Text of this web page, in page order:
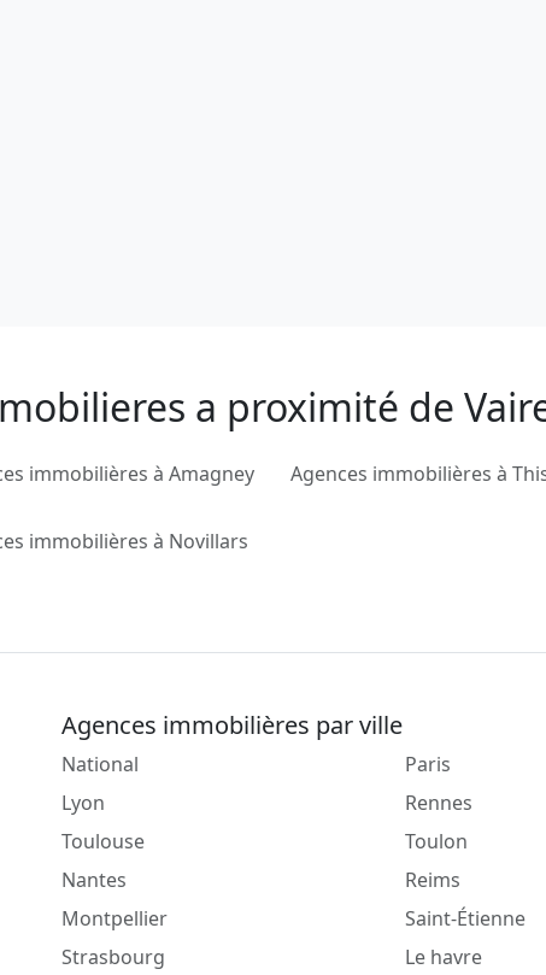
a proximité de
immobilières à Amagney Agences immobilières à
immobilières à Novillars
Agences immobilières par ville
National
Lyon
Toulouse
Nantes
Montpellier
Strasbourg
Paris
Rennes
Toulon
Reims
Saint-Étienne
Le havre